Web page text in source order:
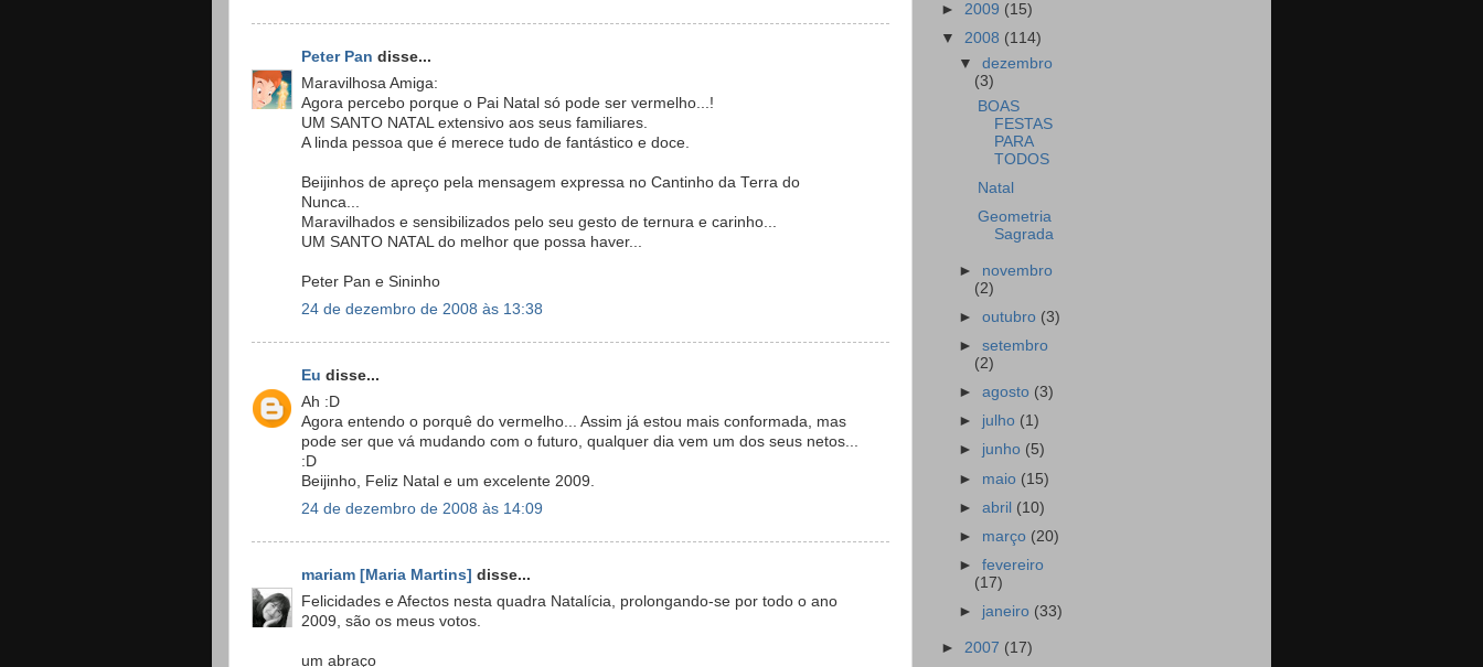
Peter Pan disse...
Maravilhosa Amiga:
Agora percebo porque o Pai Natal só pode ser vermelho...!
UM SANTO NATAL extensivo aos seus familiares.
A linda pessoa que é merece tudo de fantástico e doce.
Beijinhos de apreço pela mensagem expressa no Cantinho da Terra do
Nunca...
Maravilhados e sensibilizados pelo seu gesto de ternura e carinho...
UM SANTO NATAL do melhor que possa haver...
Peter Pan e Sininho
24 de dezembro de 2008 às 13:38
Eu disse...
Ah :D
Agora entendo o porquê do vermelho... Assim já estou mais conformada, mas
pode ser que vá mudando com o futuro, qualquer dia vem um dos seus netos...
:D
Beijinho, Feliz Natal e um excelente 2009.
24 de dezembro de 2008 às 14:09
mariam [Maria Martins] disse...
Felicidades e Afectos nesta quadra Natalícia, prolongando-se por todo o ano
2009, são os meus votos.
um abraço
► 2009 (15)
▼ 2008 (114)
▼dezembro
(3)
BOAS
FESTAS
PARA
TODOS
Natal
Geometria
Sagrada
► novembro
(2)
►outubro (3)
►setembro
(2)
►agosto (3)
► julho (1)
► junho (5)
► maio (15)
►abril (10)
► março (20)
►fevereiro
(17)
► janeiro (33)
► 2007 (17)